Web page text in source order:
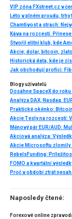
VIP zóna FXstreet.cz v
Káva na rozcestí.
Akcie, dolar, bitcoin,
Blogy uživatelů
Dosáhne SpaceX do
Akcie Tesly na rozcestí:
Měnový pár EUR/AUD:
RebelsFunding:
FOMO a kvartální
Proč v období ztrát
Naposledy čtené:
Forexové online